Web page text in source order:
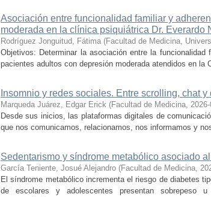
Asociación entre funcionalidad familiar y
moderada en la clínica psiquiátrica Dr. Everardo
Rodríguez Jonguitud, Fátima (Facultad de Medicina,
Objetivos: Determinar la asociación entre la
pacientes adultos con depresión moderada atendidos en la
Insomnio y redes sociales. Entre scrolling, chat y
Marqueda Juárez, Edgar Erick (Facultad de Medicina,
Desde sus inicios, las plataformas digitales de
que nos comunicamos, relacionamos, nos informamos y
Sedentarismo y síndrome metabólico asociado
García Teniente, Josué Alejandro (Facultad de Medicina,
El síndrome metabólico incrementa el riesgo de diabetes
de escolares y adolescentes presentan sobrepeso